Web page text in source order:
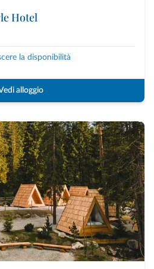
Hotel
la disponibilità
alloggio